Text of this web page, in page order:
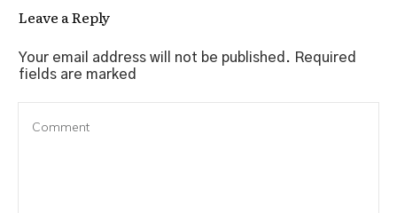
Leave a Reply
Your email address will not be published. Required
fields are marked